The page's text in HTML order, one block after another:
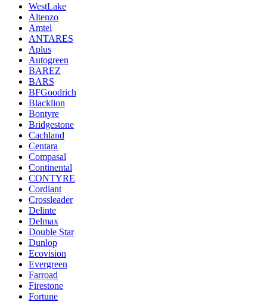
WestLake
Altenzo
Amtel
ANTARES
Aplus
Autogreen
BAREZ
BARS
BFGoodrich
Blacklion
Bontyre
Bridgestone
Cachland
Centara
Compasal
Continental
CONTYRE
Cordiant
Crossleader
Delinte
Delmax
Double Star
Dunlop
Ecovision
Evergreen
Farroad
Firestone
Fortune